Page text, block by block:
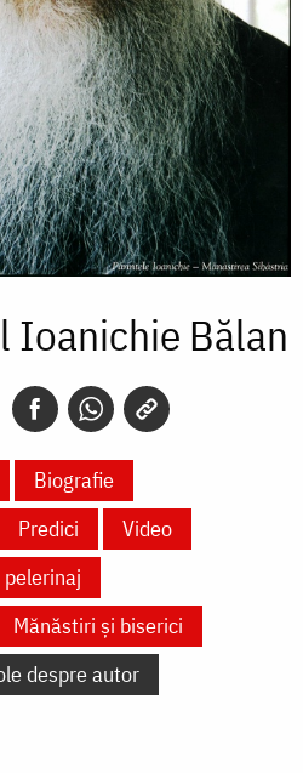
Bălan
Biografie
Predici
Video
pelerinaj
Mănăstiri și biserici
despre autor